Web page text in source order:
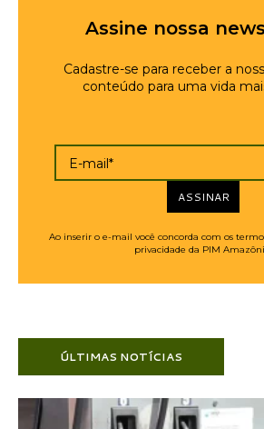
Assine nossa
Cadastre-se para receber a
conteúdo para uma vida
E-mail*
ASSINAR
Ao inserir o e-mail você concorda com os
privacidade da PIM
ÚLTIMAS NOTÍCIAS